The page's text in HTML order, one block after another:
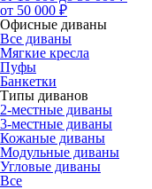
от 50 000 ₽
Офисные диваны
Все диваны
Мягкие кресла
Пуфы
Банкетки
Типы диванов
2-местные диваны
3-местные диваны
Кожаные диваны
Модульные диваны
Угловые диваны
Все